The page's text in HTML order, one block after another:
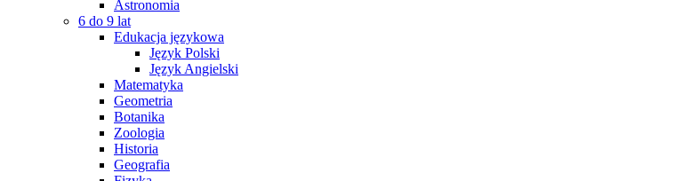
Astronomia
6 do 9 lat
Edukacja językowa
Język Polski
Język Angielski
Matematyka
Geometria
Botanika
Zoologia
Historia
Geografia